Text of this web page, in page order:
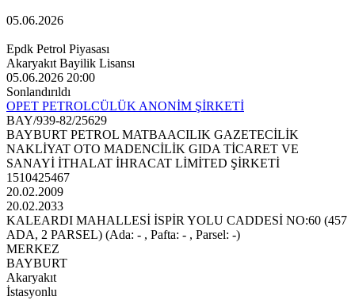
05.06.2026
Epdk Petrol Piyasası
Akaryakıt Bayilik Lisansı
05.06.2026 20:00
Sonlandırıldı
OPET PETROLCÜLÜK ANONİM ŞİRKETİ
BAY/939-82/25629
BAYBURT PETROL MATBAACILIK GAZETECİLİK
NAKLİYAT OTO MADENCİLİK GIDA TİCARET VE
SANAYİ İTHALAT İHRACAT LİMİTED ŞİRKETİ
1510425467
20.02.2009
20.02.2033
KALEARDI MAHALLESİ İSPİR YOLU CADDESİ NO:60 (457
ADA, 2 PARSEL) (Ada: - , Pafta: - , Parsel: -)
MERKEZ
BAYBURT
Akaryakıt
İstasyonlu